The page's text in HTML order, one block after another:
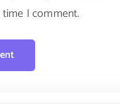
I comment.